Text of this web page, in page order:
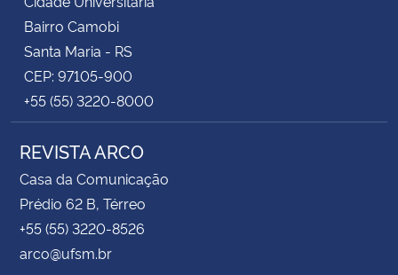
Bairro Camobi
Santa Maria - RS
CEP: 97105-900
+55 (55) 3220-8000
REVISTA ARCO
Casa da Comunicação
Prédio 62 B, Térreo
+55 (55) 3220-8526
arco@ufsm.br